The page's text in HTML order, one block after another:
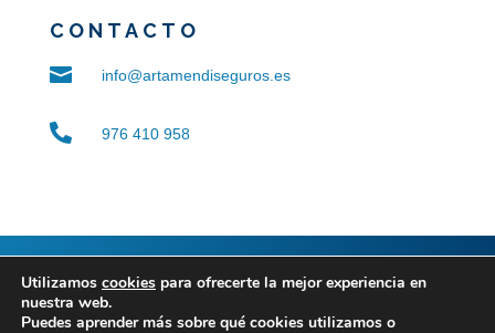
CONTACTO
 info@artamendiseguros.es
 976 410 958
© 2024 ARTAMENDI SANZ|Aviso legal|Política de
privacidad
Utilizamos cookies para ofrecerte la mejor experiencia en
nuestra web.
Puedes aprender más sobre qué cookies utilizamos o